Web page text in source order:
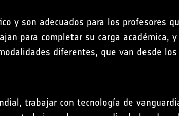
y son adecuados para los profesores
para completar su carga académica, y
diferentes, que van desde
trabajar con tecnología de